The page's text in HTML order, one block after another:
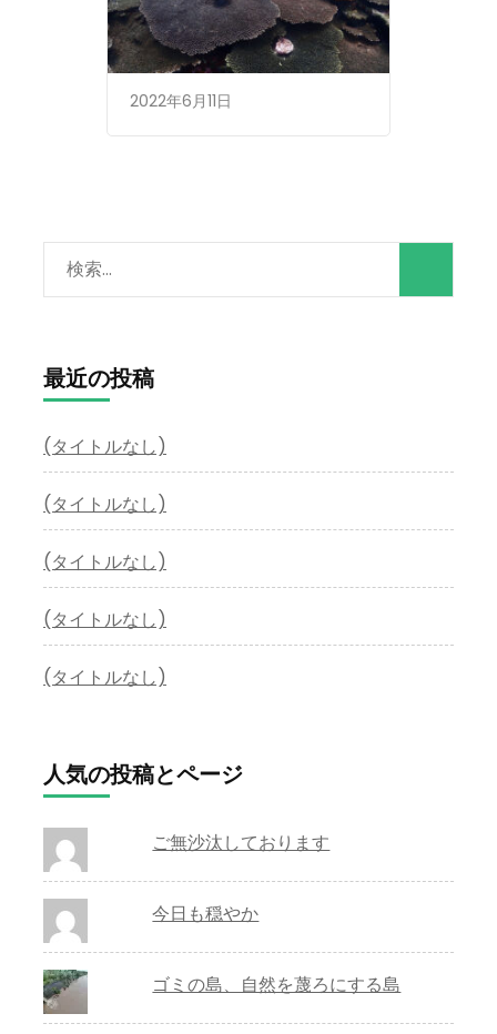
2022年6月11日
検
索:
最近の投稿
(タイトルなし)
(タイトルなし)
(タイトルなし)
(タイトルなし)
(タイトルなし)
人気の投稿とページ
ご無沙汰しております
今日も穏やか
ゴミの島、自然を蔑ろにする島